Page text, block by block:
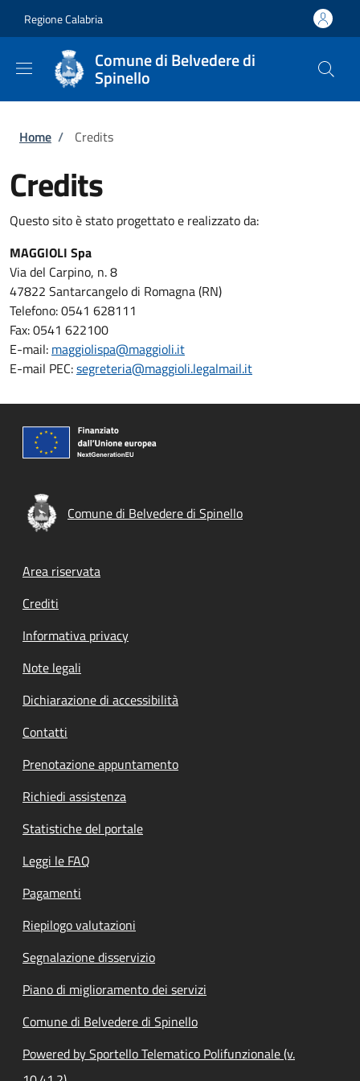
Regione Calabria
Comune di Belvedere di
Spinello
Briciole di pane
Home / Credits
Credits
Questo sito è stato progettato e realizzato da:
MAGGIOLI Spa
Via del Carpino, n. 8
47822 Santarcangelo di Romagna (RN)
Telefono: 0541 628111
Fax: 0541 622100
E-mail: maggiolispa@maggioli.it
E-mail PEC:segreteria@maggioli.legalmail.it
Comune di Belvedere di Spinello
Footer menu
Area riservata
Crediti
Informativa privacy
Note legali
Dichiarazione di accessibilità
Contatti
Prenotazione appuntamento
Richiedi assistenza
Statistiche del portale
Leggi le FAQ
Pagamenti
Riepilogo valutazioni
Segnalazione disservizio
Piano di miglioramento dei servizi
Comune di Belvedere di Spinello
Powered by Sportello Telematico Polifunzionale (v.